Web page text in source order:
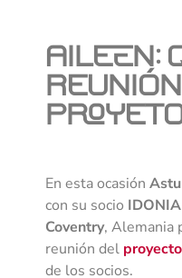
AILEEN:
En esta ocasión
con su socio
Coventry, Alemania
reunión del
de los socios.